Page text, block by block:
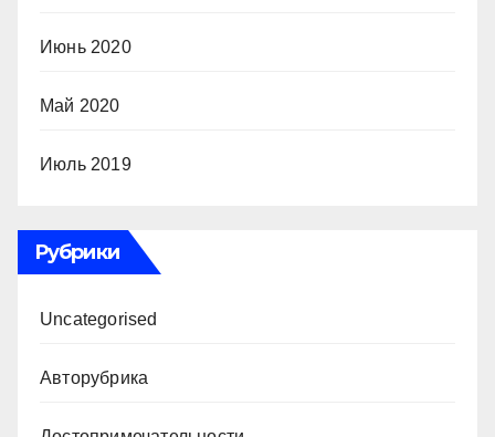
Июнь 2020
Май 2020
Июль 2019
Рубрики
Uncategorised
Авторубрика